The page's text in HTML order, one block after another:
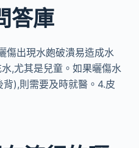
答庫
傷出現水皰破潰易造成水
,尤其是兒童。如果曬傷水
),則需要及時就醫。4.皮